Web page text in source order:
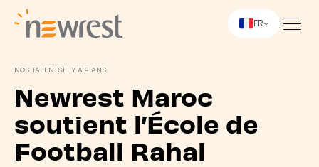
FR
NOS TALENTS IL Y A 9 ANS
Newrest Maroc
soutient l’École de
Football Rahal